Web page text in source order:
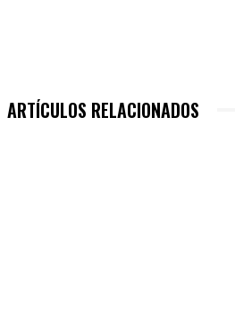
ARTÍCULOS RELACIONADOS